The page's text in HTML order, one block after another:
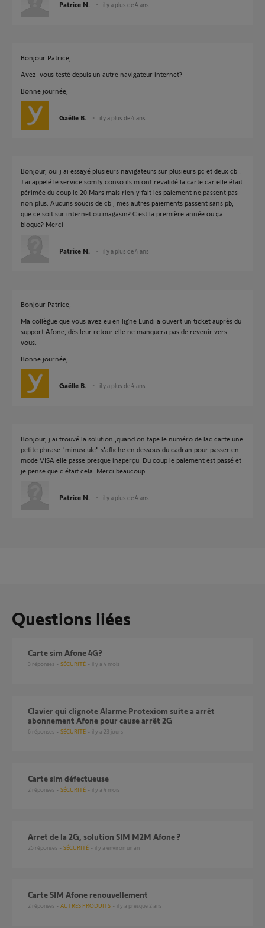
Patrice N. il y a plus de 4 ans
Bonjour Patrice,
Avez-vous testé depuis un autre navigateur internet?
Bonne journée,
Gaëlle B. il y a plus de 4 ans
Bonjour, oui j ai essayé plusieurs navigateurs sur plusieurs pc et deux cb .
J ai appelé le service somfy conso ils m ont revalidé la carte car elle était
périmée du coup le 20 Mars mais rien y fait les paiement ne passent pas
non plus. Aucuns soucis de cb , mes autres paiements passent sans pb,
que ce soit sur internet ou magasin? C est la première année ou ça
bloque? Merci
Patrice N. il y a plus de 4 ans
Bonjour Patrice,
Ma collègue que vous avez eu en ligne Lundi a ouvert un ticket auprès du
support Afone, dès leur retour elle ne manquera pas de revenir vers
vous.
Bonne journée,
Gaëlle B. il y a plus de 4 ans
Bonjour, j'ai trouvé la solution ,quand on tape le numéro de lac carte une
petite phrase "minuscule" s'affiche en dessous du cadran pour passer en
mode VISA elle passe presque inaperçu. Du coup le paiement est passé et
je pense que c'était cela. Merci beaucoup
Patrice N. il y a plus de 4 ans
Questions liées
Carte sim Afone 4G?
3 réponses SÉCURITÉ il y a 4 mois
Clavier qui clignote Alarme Protexiom suite a arrêt
abonnement Afone pour cause arrêt 2G
6 réponses SÉCURITÉ il y a 23 jours
Carte sim défectueuse
2 réponses SÉCURITÉ il y a 4 mois
Arret de la 2G, solution SIM M2M Afone ?
25 réponses SÉCURITÉ il y a environ un an
Carte SIM Afone renouvellement
2 réponses AUTRES PRODUITS il y a presque 2 ans